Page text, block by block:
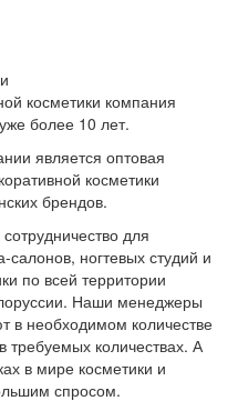
косметики компания
более 10 лет.
является оптовая
косметики
брендов.
для
салонов, ногтевых студий и
по всей территории
Наши менеджеры
в необходимом количестве
требуемых количествах. А
в мире косметики и
спросом.